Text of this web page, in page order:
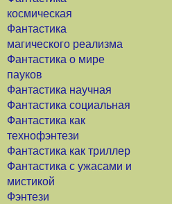
космическая
Фантастика
магического реализма
Фантастика о мире
пауков
Фантастика научная
Фантастика социальная
Фантастика как
технофэнтези
Фантастика как триллер
Фантастика с ужасами и
мистикой
Фэнтези